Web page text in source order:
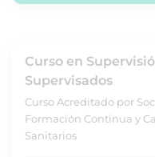
Curso en
Supervisados
Curso Acreditado por
Formación Continua y
Sanitarios